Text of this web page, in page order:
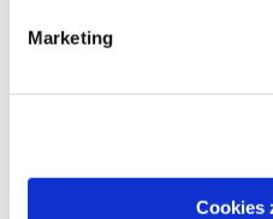
Marketing
Cookies